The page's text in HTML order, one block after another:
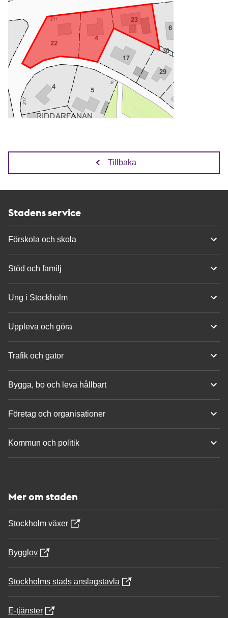
Tillbaka
Stadens service
Förskola och skola
Stöd och familj
Ung i Stockholm
Uppleva och göra
Trafik och gator
Bygga, bo och leva hållbart
Företag och organisationer
Kommun och politik
Mer om staden
Stockholm växer
Bygglov
Stockholms stads anslagstavla
E-tjänster